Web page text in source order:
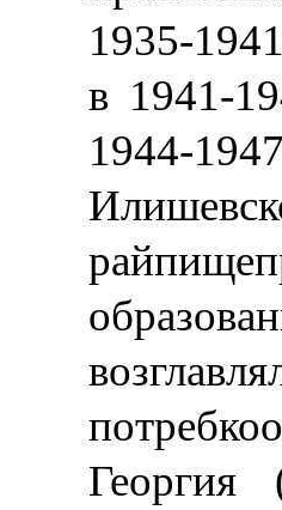
1935-
в 1941-
1944-
Георгия